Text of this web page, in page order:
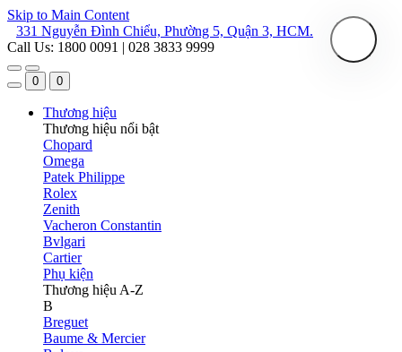
Skip to Main Content
331 Nguyễn Đình Chiểu, Phường 5, Quận 3, HCM.
Call Us: 1800 0091 | 028 3833 9999
0 0
Thương hiệu
Thương hiệu nổi bật
Chopard
Omega
Patek Philippe
Rolex
Zenith
Vacheron Constantin
Bvlgari
Cartier
Phụ kiện
Thương hiệu A-Z
B
Breguet
Baume & Mercier